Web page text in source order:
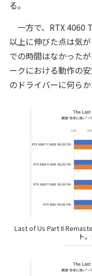
る。
一方で、RTX 4060
以上に伸びた点は気
での時間はなかった
ークにおける動作の
のドライバーに何ら
Last of Us Part II
ト